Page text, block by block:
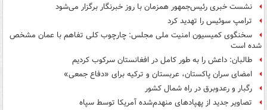
نشست خبری رئیس‌جمهور همزمان با روز خبرنگار برگزار می‌شود
ترامپ سوئیس را تهدید کرد
سخنگوی کمیسیون امنیت ملی مجلس: چارچوب کلی تفاهم با عمان مشخص
شده است
طالبان: داعش را به طور کامل در افغانستان سرکوب کردیم
امضای سران پاکستان، عربستان و ترکیه برای «دفاع جمعی»
رگبار و رعدوبرق در راه شمال کشور
تصاویر جدید از پهپادهای منهدم‌شده آمریکا توسط سپاه